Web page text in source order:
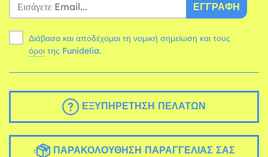
ΕΓΓΡΑΦΉ
Διάβασα και αποδέχομαι τη νομική σημείωση και τους
όροι της Funidelia.
ΕΞΥΠΗΡΈΤΗΣΗ ΠΕΛΑΤΏΝ
ΠΑΡΑΚΟΛΟΎΘΗΣΗ ΠΑΡΑΓΓΕΛΊΑΣ ΣΑΣ